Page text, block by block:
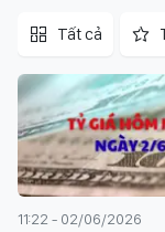
Tất cả
11:22 - 02/06/2026